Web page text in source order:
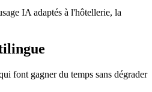
IA adaptés à l'hôtellerie, la
font gagner du temps sans dégrader